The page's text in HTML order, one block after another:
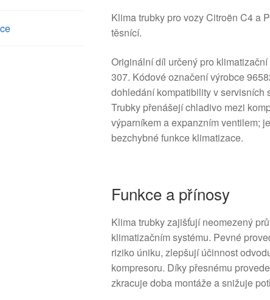
Klima trubky pro vozy Citroën C4 a
těsnící.
Originální díl určený pro
307. Kódové označení výrobce
dohledání kompatibility v servisních
Trubky přenášejí chladivo mezi
výparníkem a expanzním ventilem;
bezchybné funkce klimatizace.
Funkce a přínosy
Klima trubky zajišťují neomezený
klimatizačním systému. Pevné
riziko úniku, zlepšují účinnost
kompresoru. Díky přesnému
zkracuje doba montáže a snižuje